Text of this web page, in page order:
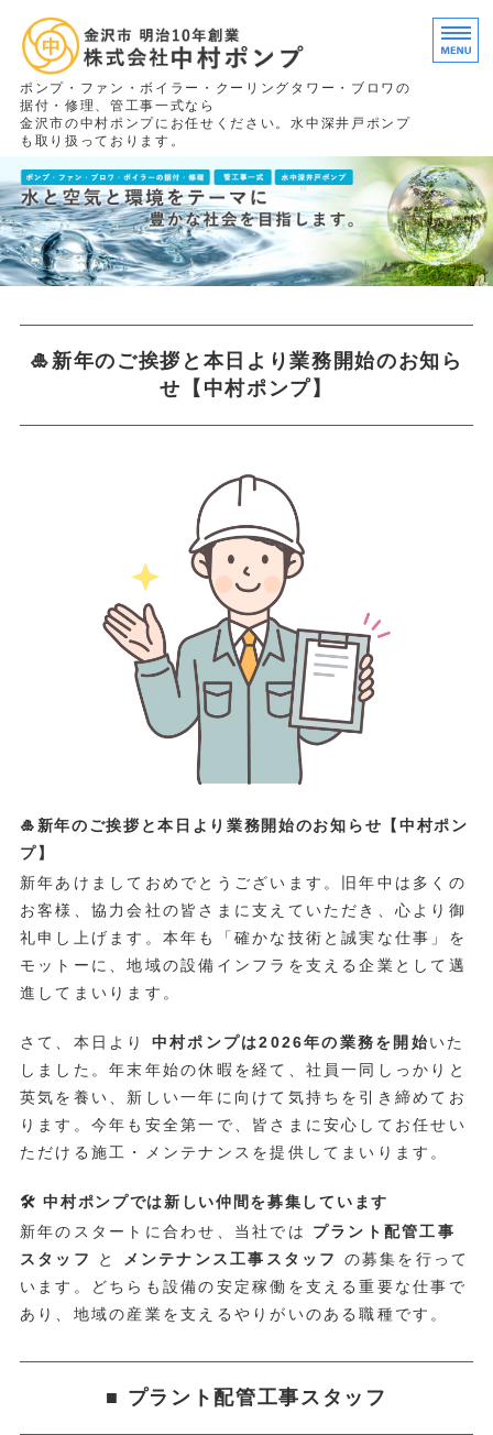
タ
ポンプ・ファン・ボイラー・クーリングタワー・ブロワの
据付・修理、管工事一式なら
金沢市の中村ポンプにお任せください。水中深井戸ポンプ
も取り扱っております。
ホーム
施工実績
求人情報
会社概要
🎍新年のご挨拶と本日より業務開始のお知ら
せ【中村ポンプ】
🎍新年のご挨拶と本日より業務開始のお知らせ【中村ポン
プ】
新年あけましておめでとうございます。旧年中は多くの
お客様、協力会社の皆さまに支えていただき、心より御
礼申し上げます。本年も「確かな技術と誠実な仕事」を
モットーに、地域の設備インフラを支える企業として邁
進してまいります。
さて、本日より 中村ポンプは2026年の業務を開始いた
しました。年末年始の休暇を経て、社員一同しっかりと
英気を養い、新しい一年に向けて気持ちを引き締めてお
ります。今年も安全第一で、皆さまに安心してお任せい
ただける施工・メンテナンスを提供してまいります。
🛠 中村ポンプでは新しい仲間を募集しています
新年のスタートに合わせ、当社では プラント配管工事
スタッフ
と メンテナンス工事スタッフ
の募集を行って
います。どちらも設備の安定稼働を支える重要な仕事で
あり、地域の産業を支えるやりがいのある職種です。
■ プラント配管工事スタッフ